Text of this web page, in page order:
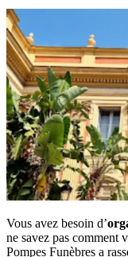
Vous avez besoin d’
ne savez pas comment
Pompes Funèbres a